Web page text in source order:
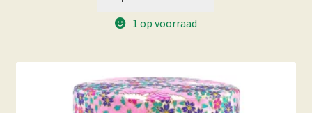
1 op voorraad